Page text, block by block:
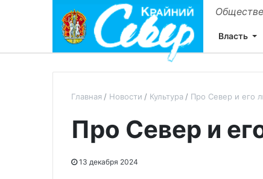
Власть
Главная Новости Культура Про Север и его
Про Север и
13 декабря 2024